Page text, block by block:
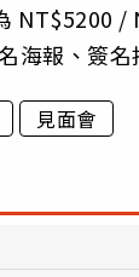
NT$5200
海報、簽名
見面會